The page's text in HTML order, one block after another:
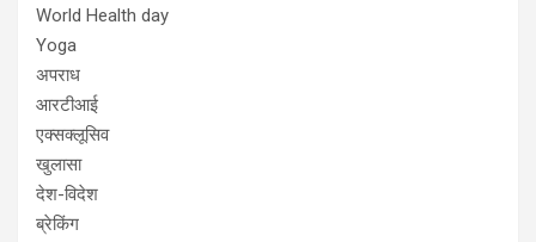
World Health day
Yoga
अपराध
आरटीआई
एक्सक्लूसिव
खुलासा
देश-विदेश
ब्रेकिंग